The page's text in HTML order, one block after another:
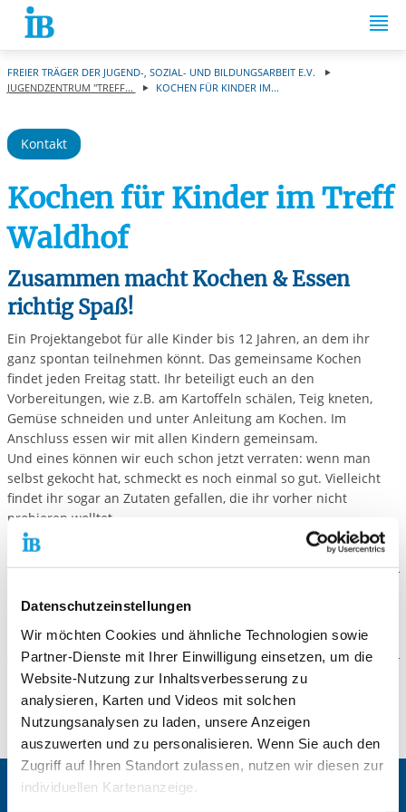
Datenschutzeinstellungen
Wir möchten Cookies und ähnliche Technologien sowie
Partner-Dienste mit Ihrer Einwilligung einsetzen, um die
Website-Nutzung zur Inhaltsverbesserung zu
analysieren, Karten und Videos mit solchen
Nutzungsanalysen zu laden, unsere Anzeigen
auszuwerten und zu personalisieren. Wenn Sie auch den
Zugriff auf Ihren Standort zulassen, nutzen wir diesen zur
individuellen Kartenanzeige.
Springe zum Inhalt
FREIER TRÄGER DER JUGEND-, SOZIAL- UND BILDUNGSARBEIT E.V.
JUGENDZENTRUM "TREFF...
KOCHEN FÜR KINDER IM...
Kontakt
Kochen für Kinder im Treff
Waldhof
Zusammen macht Kochen & Essen
richtig Spaß!
Ein Projektangebot für alle Kinder bis 12 Jahren, an dem ihr
ganz spontan teilnehmen könnt. Das gemeinsame Kochen
findet jeden Freitag statt. Ihr beteiligt euch an den
Vorbereitungen, wie z.B. am Kartoffeln schälen, Teig kneten,
Gemüse schneiden und unter Anleitung am Kochen. Im
Anschluss essen wir mit allen Kindern gemeinsam.
Und eines können wir euch schon jetzt verraten: wenn man
selbst gekocht hat, schmeckt es noch einmal so gut. Vielleicht
findet ihr sogar an Zutaten gefallen, die ihr vorher nicht
probieren wolltet.
Weitere Informationen
Jeden Freitag von 14.00 bis 16.00 Uhr
Kontaktformular
Die mit einem Sternchen (*) gekennzeichneten Felder sind
Pflichtfelder.
Anrede*
Zentrale IB-Websites: